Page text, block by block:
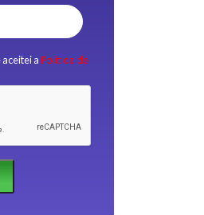
aceitei aPolítica de